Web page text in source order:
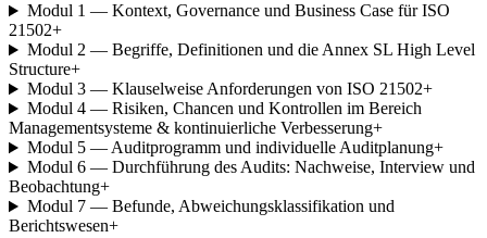
Modul 1 — Kontext, Governance und Business Case für ISO
21502+
Modul 2 — Begriffe, Definitionen und die Annex SL High Level
Structure+
Modul 3 — Klauselweise Anforderungen von ISO 21502+
Modul 4 — Risiken, Chancen und Kontrollen im Bereich
Managementsysteme & kontinuierliche Verbesserung+
Modul 5 — Auditprogramm und individuelle Auditplanung+
Modul 6 — Durchführung des Audits: Nachweise, Interview und
Beobachtung+
Modul 7 — Befunde, Abweichungsklassifikation und
Berichtswesen+